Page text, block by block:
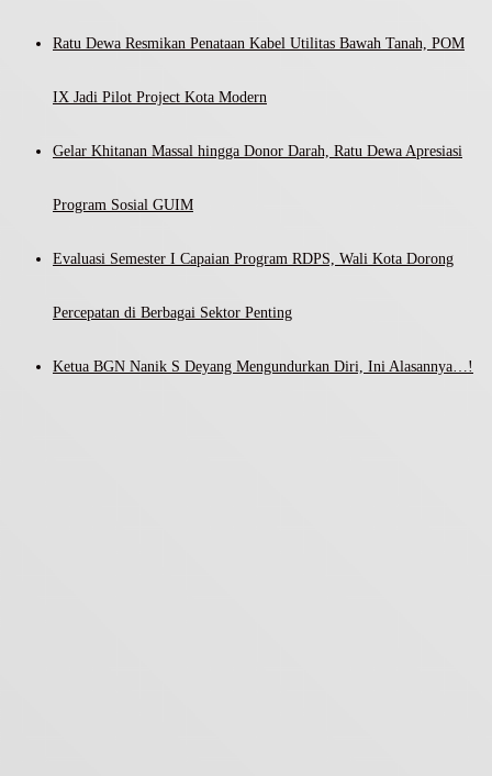
Ratu Dewa Resmikan Penataan Kabel Utilitas Bawah Tanah, POM
IX Jadi Pilot Project Kota Modern
Gelar Khitanan Massal hingga Donor Darah, Ratu Dewa Apresiasi
Program Sosial GUIM
Evaluasi Semester I Capaian Program RDPS, Wali Kota Dorong
Percepatan di Berbagai Sektor Penting
Ketua BGN Nanik S Deyang Mengundurkan Diri, Ini Alasannya…!